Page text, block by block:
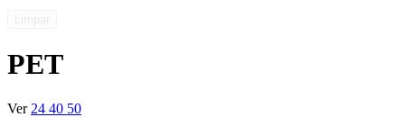
PET
Ver 24 40 50